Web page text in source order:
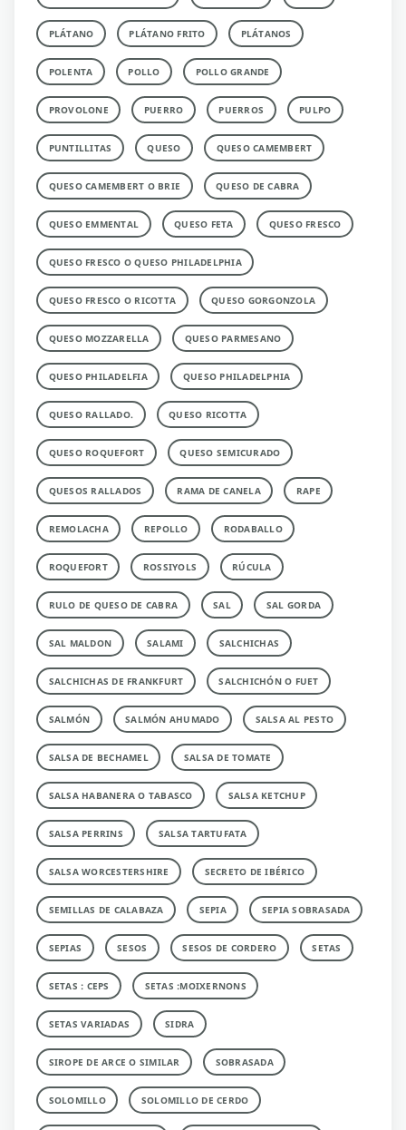
PLÁTANO PLÁTANO FRITO PLÁTANOS
POLENTA POLLO POLLO GRANDE
PROVOLONE PUERRO PUERROS PULPO
PUNTILLITAS QUESO QUESO CAMEMBERT
QUESO CAMEMBERT O BRIE QUESO DE CABRA
QUESO EMMENTAL QUESO FETA QUESO FRESCO
QUESO FRESCO O QUESO PHILADELPHIA
QUESO FRESCO O RICOTTA QUESO GORGONZOLA
QUESO MOZZARELLA QUESO PARMESANO
QUESO PHILADELFIA QUESO PHILADELPHIA
QUESO RALLADO. QUESO RICOTTA
QUESO ROQUEFORT QUESO SEMICURADO
QUESOS RALLADOS RAMA DE CANELA RAPE
REMOLACHA REPOLLO RODABALLO
ROQUEFORT ROSSIYOLS RÚCULA
RULO DE QUESO DE CABRA SAL SAL GORDA
SAL MALDON SALAMI SALCHICHAS
SALCHICHAS DE FRANKFURT SALCHICHÓN O FUET
SALMÓN SALMÓN AHUMADO SALSA AL PESTO
SALSA DE BECHAMEL SALSA DE TOMATE
SALSA HABANERA O TABASCO SALSA KETCHUP
SALSA PERRINS SALSA TARTUFATA
SALSA WORCESTERSHIRE SECRETO DE IBÉRICO
SEMILLAS DE CALABAZA SEPIA SEPIA SOBRASADA
SEPIAS SESOS SESOS DE CORDERO SETAS
SETAS : CEPS SETAS :MOIXERNONS
SETAS VARIADAS SIDRA
SIROPE DE ARCE O SIMILAR SOBRASADA
SOLOMILLO SOLOMILLO DE CERDO